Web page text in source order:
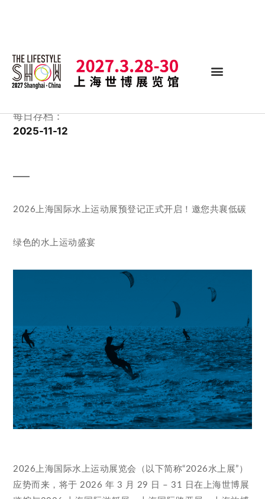
每日存档：
2025-11-12
2026上海国际水上运动展预登记正式开启！邀您共襄低碳
绿色的水上运动盛宴
2026上海国际水上运动展览会（以下简称“2026水上展”）
应势而来，将于 2026 年 3 月 29 日 – 31 日在上海世博展